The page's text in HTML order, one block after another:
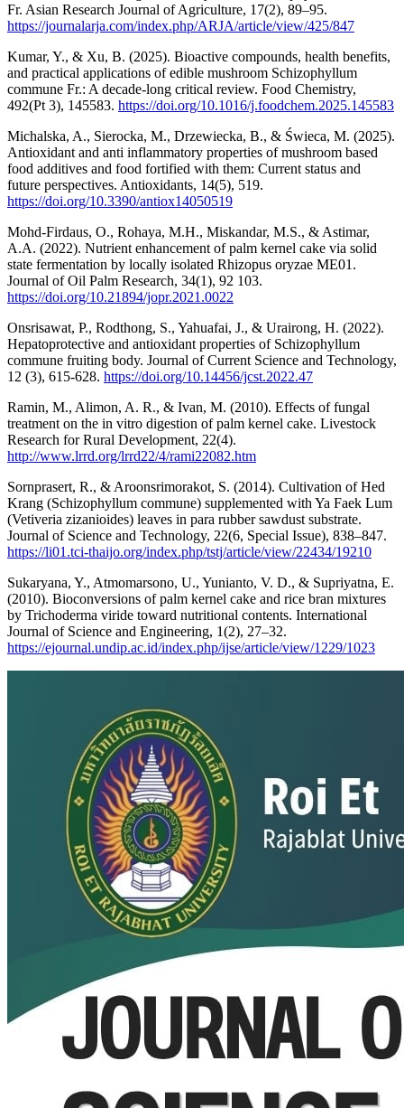
Fr. Asian Research Journal of Agriculture, 17(2), 89–95.
https://journalarja.com/index.php/ARJA/article/view/425/847
Kumar, Y., & Xu, B. (2025). Bioactive compounds, health benefits,
and practical applications of edible mushroom Schizophyllum
commune Fr.: A decade-long critical review. Food Chemistry,
492(Pt 3), 145583. https://doi.org/10.1016/j.foodchem.2025.145583
Michalska, A., Sierocka, M., Drzewiecka, B., & Świeca, M. (2025).
Antioxidant and anti inflammatory properties of mushroom based
food additives and food fortified with them: Current status and
future perspectives. Antioxidants, 14(5), 519.
https://doi.org/10.3390/antiox14050519
Mohd-Firdaus, O., Rohaya, M.H., Miskandar, M.S., & Astimar,
A.A. (2022). Nutrient enhancement of palm kernel cake via solid
state fermentation by locally isolated Rhizopus oryzae ME01.
Journal of Oil Palm Research, 34(1), 92 103.
https://doi.org/10.21894/jopr.2021.0022
Onsrisawat, P., Rodthong, S., Yahuafai, J., & Urairong, H. (2022).
Hepatoprotective and antioxidant properties of Schizophyllum
commune fruiting body. Journal of Current Science and Technology,
12 (3), 615-628. https://doi.org/10.14456/jcst.2022.47
Ramin, M., Alimon, A. R., & Ivan, M. (2010). Effects of fungal
treatment on the in vitro digestion of palm kernel cake. Livestock
Research for Rural Development, 22(4).
http://www.lrrd.org/lrrd22/4/rami22082.htm
Sornprasert, R., & Aroonsrimorakot, S. (2014). Cultivation of Hed
Krang (Schizophyllum commune) supplemented with Ya Faek Lum
(Vetiveria zizanioides) leaves in para rubber sawdust substrate.
Journal of Science and Technology, 22(6, Special Issue), 838–847.
https://li01.tci-thaijo.org/index.php/tstj/article/view/22434/19210
Sukaryana, Y., Atmomarsono, U., Yunianto, V. D., & Supriyatna, E.
(2010). Bioconversions of palm kernel cake and rice bran mixtures
by Trichoderma viride toward nutritional contents. International
Journal of Science and Engineering, 1(2), 27–32.
https://ejournal.undip.ac.id/index.php/ijse/article/view/1229/1023